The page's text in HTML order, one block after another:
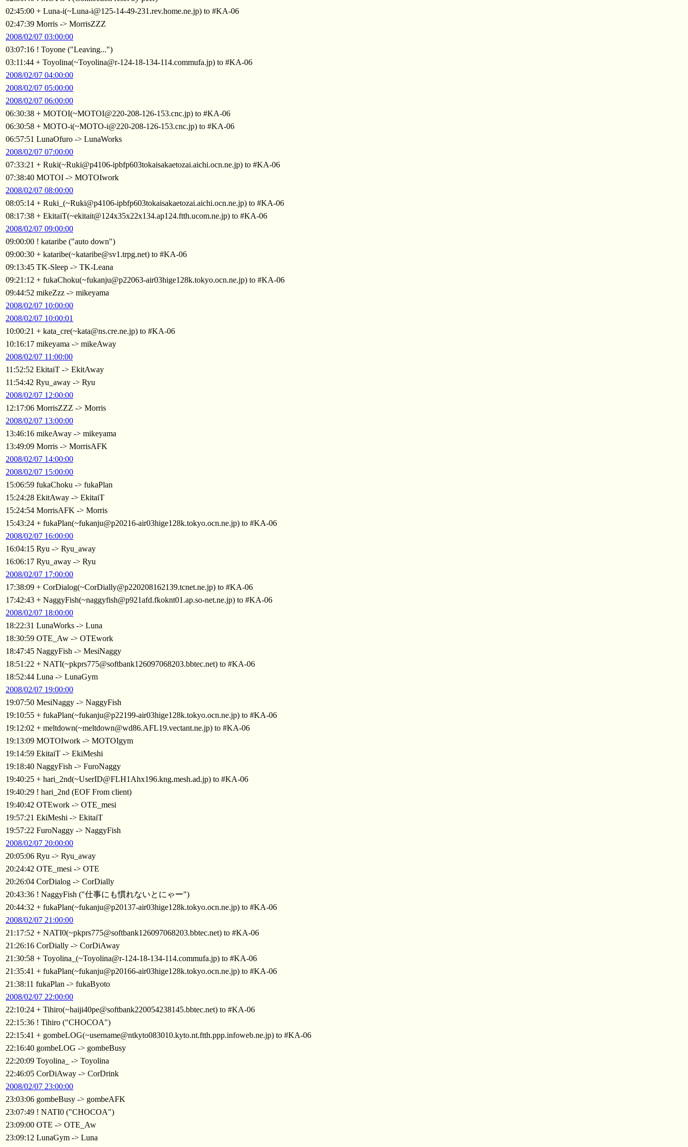
02:45:00 + Luna-i(~Luna-i@125-14-49-231.rev.home.ne.jp) to #KA-06
02:47:39 Morris -> MorrisZZZ
2008/02/07 03:00:00
03:07:16 ! Toyone ("Leaving...")
03:11:44 + Toyolina(~Toyolina@r-124-18-134-114.commufa.jp) to #KA-06
2008/02/07 04:00:00
2008/02/07 05:00:00
2008/02/07 06:00:00
06:30:38 + MOTOI(~MOTOI@220-208-126-153.cnc.jp) to #KA-06
06:30:58 + MOTO-i(~MOTO-i@220-208-126-153.cnc.jp) to #KA-06
06:57:51 LunaOfuro -> LunaWorks
2008/02/07 07:00:00
07:33:21 + Ruki(~Ruki@p4106-ipbfp603tokaisakaetozai.aichi.ocn.ne.jp) to #KA-06
07:38:40 MOTOI -> MOTOIwork
2008/02/07 08:00:00
08:05:14 + Ruki_(~Ruki@p4106-ipbfp603tokaisakaetozai.aichi.ocn.ne.jp) to #KA-06
08:17:38 + EkitaiT(~ekitait@124x35x22x134.ap124.ftth.ucom.ne.jp) to #KA-06
2008/02/07 09:00:00
09:00:00 ! kataribe ("auto down")
09:00:30 + kataribe(~kataribe@sv1.trpg.net) to #KA-06
09:13:45 TK-Sleep -> TK-Leana
09:21:12 + fukaChoku(~fukanju@p22063-air03hige128k.tokyo.ocn.ne.jp) to #KA-06
09:44:52 mikeZzz -> mikeyama
2008/02/07 10:00:00
2008/02/07 10:00:01
10:00:21 + kata_cre(~kata@ns.cre.ne.jp) to #KA-06
10:16:17 mikeyama -> mikeAway
2008/02/07 11:00:00
11:52:52 EkitaiT -> EkitAway
11:54:42 Ryu_away -> Ryu
2008/02/07 12:00:00
12:17:06 MorrisZZZ -> Morris
2008/02/07 13:00:00
13:46:16 mikeAway -> mikeyama
13:49:09 Morris -> MorrisAFK
2008/02/07 14:00:00
2008/02/07 15:00:00
15:06:59 fukaChoku -> fukaPlan
15:24:28 EkitAway -> EkitaiT
15:24:54 MorrisAFK -> Morris
15:43:24 + fukaPlan(~fukanju@p20216-air03hige128k.tokyo.ocn.ne.jp) to #KA-06
2008/02/07 16:00:00
16:04:15 Ryu -> Ryu_away
16:06:17 Ryu_away -> Ryu
2008/02/07 17:00:00
17:38:09 + CorDialog(~CorDially@p220208162139.tcnet.ne.jp) to #KA-06
17:42:43 + NaggyFish(~naggyfish@p921afd.fkoknt01.ap.so-net.ne.jp) to #KA-06
2008/02/07 18:00:00
18:22:31 LunaWorks -> Luna
18:30:59 OTE_Aw -> OTEwork
18:47:45 NaggyFish -> MesiNaggy
18:51:22 + NATI(~pkprs775@softbank126097068203.bbtec.net) to #KA-06
18:52:44 Luna -> LunaGym
2008/02/07 19:00:00
19:07:50 MesiNaggy -> NaggyFish
19:10:55 + fukaPlan(~fukanju@p22199-air03hige128k.tokyo.ocn.ne.jp) to #KA-06
19:12:02 + meltdown(~meltdown@wd86.AFL19.vectant.ne.jp) to #KA-06
19:13:09 MOTOIwork -> MOTOIgym
19:14:59 EkitaiT -> EkiMeshi
19:18:40 NaggyFish -> FuroNaggy
19:40:25 + hari_2nd(~UserID@FLH1Ahx196.kng.mesh.ad.jp) to #KA-06
19:40:29 ! hari_2nd (EOF From client)
19:40:42 OTEwork -> OTE_mesi
19:57:21 EkiMeshi -> EkitaiT
19:57:22 FuroNaggy -> NaggyFish
2008/02/07 20:00:00
20:05:06 Ryu -> Ryu_away
20:24:42 OTE_mesi -> OTE
20:26:04 CorDialog -> CorDially
20:43:36 ! NaggyFish ("仕事にも慣れないとにゃー")
20:44:32 + fukaPlan(~fukanju@p20137-air03hige128k.tokyo.ocn.ne.jp) to #KA-06
2008/02/07 21:00:00
21:17:52 + NATI0(~pkprs775@softbank126097068203.bbtec.net) to #KA-06
21:26:16 CorDially -> CorDiAway
21:30:58 + Toyolina_(~Toyolina@r-124-18-134-114.commufa.jp) to #KA-06
21:35:41 + fukaPlan(~fukanju@p20166-air03hige128k.tokyo.ocn.ne.jp) to #KA-06
21:38:11 fukaPlan -> fukaByoto
2008/02/07 22:00:00
22:10:24 + Tihiro(~haiji40pe@softbank220054238145.bbtec.net) to #KA-06
22:15:36 ! Tihiro ("CHOCOA")
22:15:41 + gombeLOG(~username@ntkyto083010.kyto.nt.ftth.ppp.infoweb.ne.jp) to #KA-06
22:16:40 gombeLOG -> gombeBusy
22:20:09 Toyolina_ -> Toyolina
22:46:05 CorDiAway -> CorDrink
2008/02/07 23:00:00
23:03:06 gombeBusy -> gombeAFK
23:07:49 ! NATI0 ("CHOCOA")
23:09:00 OTE -> OTE_Aw
23:09:12 LunaGym -> Luna